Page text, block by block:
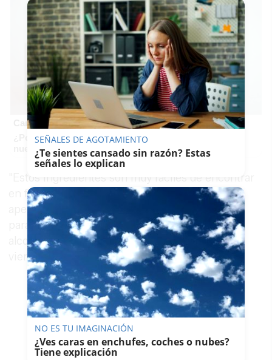
Canciones que marcan
¿Por qué recuerdas canciones viejas mejor que las
nuevas?
"Estos ingredientes son muy fáciles de encontrar
en farmacias", explica Benjumeda, quien en
apenas dos minutos explica los pasos a seguir
para poder fabricar
gel hidroalcohólicocon
alcohol, glicerina líquida y un poco de agua, que
vierte en un bote dispensador de 250 mililitros.
SEÑALES DE AGOTAMIENTO
¿Te sientes cansado sin razón? Estas
señales lo explican
NO ES TU IMAGINACIÓN
¿Ves caras en enchufes, coches o nubes?
Tiene explicación